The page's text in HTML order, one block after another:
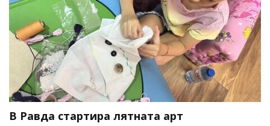
В Равда стартира лятната арт